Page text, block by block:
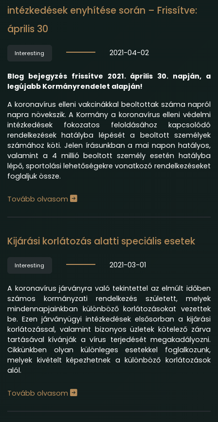
intézkedések enyhítése során – Frissítve:
április 30
Interesting 2021-04-02
Blog bejegyzés frissítve 2021. április 30. napján, a
legújabb Kormányrendelet alapján!
A koronavírus elleni vakcinákkal beoltottak száma napról
napra növekszik. A Kormány a koronavírus elleni védelmi
intézkedések fokozatos feloldásához kapcsolódó
rendelkezések hatályba lépését a beoltott személyek
számához köti. Jelen írásunkban a mai napon hatályos,
valamint a 4 millió beoltott személy esetén hatályba
lépő, sportolási lehetőségekre vonatkozó rendelkezéseket
foglaljuk össze.
Tovább olvasom
Kijárási korlátozás alatti speciális esetek
Interesting 2021-03-01
A koronavírus járványra való tekintettel az elmúlt időben
számos kormányzati rendelkezés született, melyek
mindennapjainkban különböző korlátozásokat vezettek
be. Ezen járványügyi intézkedések elsősorban a kijárási
korlátozással, valamint bizonyos üzletek kötelező zárva
tartásával kívánják a vírus terjedését megakadályozni.
Cikkünkben olyan különleges esetekkel foglalkozunk,
melyek kivételt képezhetnek a különböző korlátozások
alól.
Tovább olvasom